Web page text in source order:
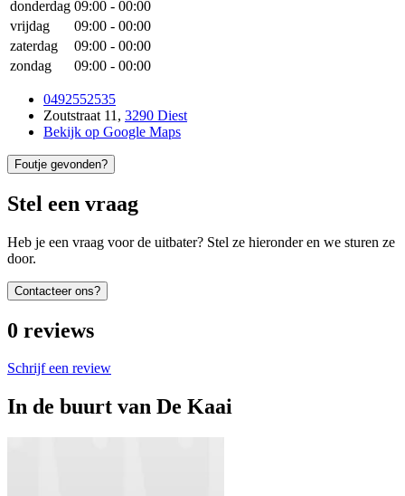
donderdag 09:00 - 00:00
vrijdag
09:00 - 00:00
zaterdag
09:00 - 00:00
zondag
09:00 - 00:00
0492552535
Zoutstraat 11 , 3290 Diest
Bekijk op Google Maps
Foutje gevonden?
Stel een vraag
Heb je een vraag voor de uitbater? Stel ze hieronder en we sturen ze
door.
Contacteer ons?
0 reviews
Schrijf een review
In de buurt van De Kaai